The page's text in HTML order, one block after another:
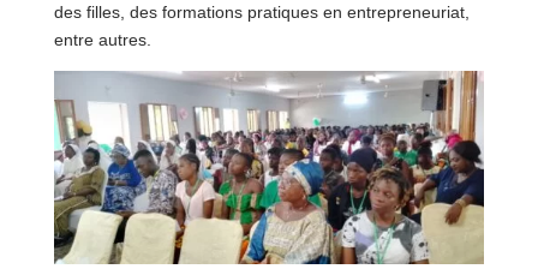
des filles, des formations pratiques en entrepreneuriat,
entre autres.